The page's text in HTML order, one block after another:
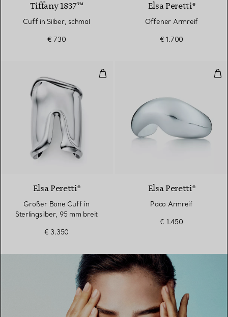
Tiffany 1837™
Cuff in Silber, schmal
€ 730
Elsa Peretti®
Offener Armreif
€ 1.700
Großer Bone Cuff in
Elsa Peretti®
Großer Bone Cuff in
Sterlingsilber, 95 mm breit
€ 3.350
Elsa Peretti®
Paco Armreif
€ 1.450